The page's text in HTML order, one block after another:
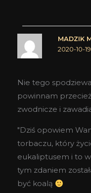
MADZIK
2020-10-
Nie tego
powinnam
zwodnicze i
"Dziś opowiem
torbaczu, który
eukaliptusem i to
tym zdaniem
być koalą